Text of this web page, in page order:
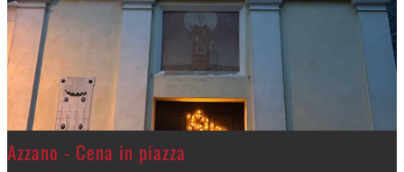
Gli appuntamenti fino a sabato